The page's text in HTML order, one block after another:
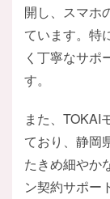
開し、スマホ
ています。特
く丁寧なサポ
す。
また、TOKAI
ており、静岡
たきめ細やか
ン契約サポー